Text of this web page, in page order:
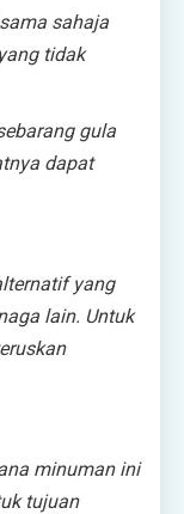
sahaja
tidak
gula
dapat
yang
lain. Untuk
minuman ini
tujuan